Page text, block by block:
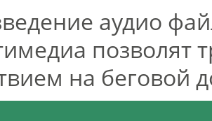
аудио
позволят
на беговой